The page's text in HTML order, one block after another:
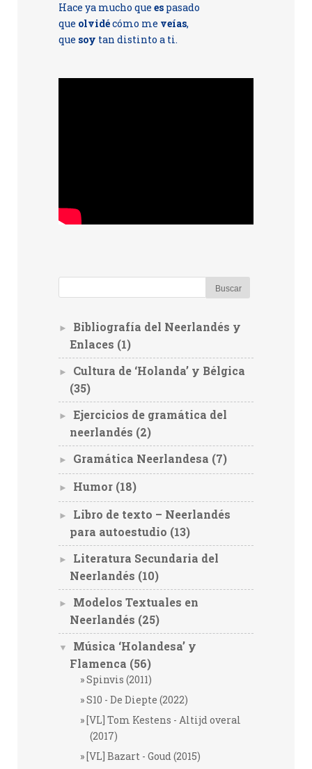
Hace ya mucho que es pasado
que olvidécómo me veías,
que soy tan distinto a ti.
►
Bibliografía del Neerlandés y
Enlaces (1)
►
Cultura de ‘Holanda’ y Bélgica
(35)
►
Ejercicios de gramática del
neerlandés (2)
► Gramática Neerlandesa (7)
► Humor (18)
►
Libro de texto – Neerlandés
para autoestudio (13)
►
Literatura Secundaria del
Neerlandés (10)
►
Modelos Textuales en
Neerlandés (25)
▼
Música ‘Holandesa’ y
Flamenca (56)
Spinvis (2011)
S10 - De Diepte (2022)
[VL] Tom Kestens - Altijd overal
(2017)
[VL] Bazart - Goud (2015)